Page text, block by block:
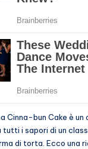
Cinna-bun Cake è un
i sapori di un
di torta. Ecco una